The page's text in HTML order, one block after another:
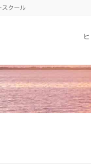
クール